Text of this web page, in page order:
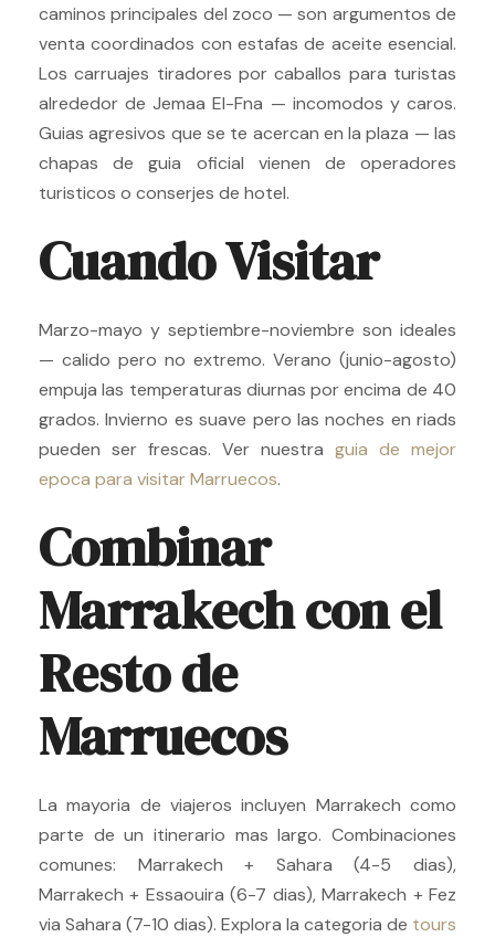
caminos principales del zoco — son argumentos de
venta coordinados con estafas de aceite esencial.
Los carruajes tiradores por caballos para turistas
alrededor de Jemaa El-Fna — incomodos y caros.
Guias agresivos que se te acercan en la plaza — las
chapas de guia oficial vienen de operadores
turisticos o conserjes de hotel.
Cuando Visitar
Marzo-mayo y septiembre-noviembre son ideales
— calido pero no extremo. Verano (junio-agosto)
empuja las temperaturas diurnas por encima de 40
grados. Invierno es suave pero las noches en riads
pueden ser frescas. Ver nuestra guia de mejor
epoca para visitar Marruecos.
Combinar
Marrakech con el
Resto de
Marruecos
La mayoria de viajeros incluyen Marrakech como
parte de un itinerario mas largo. Combinaciones
comunes: Marrakech + Sahara (4-5 dias),
Marrakech + Essaouira (6-7 dias), Marrakech + Fez
via Sahara (7-10 dias). Explora la categoria de tours